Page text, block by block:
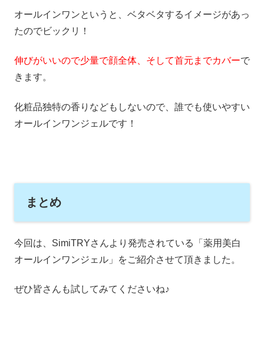
オールインワンというと、ベタベタするイメージがあっ
たのでビックリ！
伸びがいいので少量で顔全体、そして首元までカバーで
きます。
化粧品独特の香りなどもしないので、誰でも使いやすい
オールインワンジェルです！
まとめ
今回は、SimiTRYさんより発売されている「薬用美白
オールインワンジェル」をご紹介させて頂きました。
ぜひ皆さんも試してみてくださいね♪